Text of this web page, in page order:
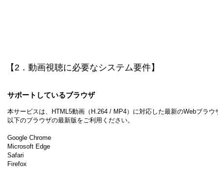
​【2．動画視聴に必要なシステム要件】
サポートしているブラウザ​
本サービスは、HTML5動画（H.264 / MP4）に対応した最新のWebブラ
以下のブラウザの最新版をご利用ください。
Google Chrome
Microsoft Edge
Safari
Firefox